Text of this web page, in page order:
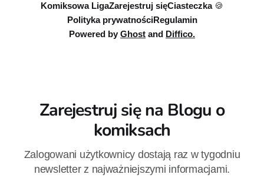
Komiksowa LigaZarejestruj sięCiasteczka 🍪
Polityka prywatnościRegulamin
Powered by Ghost and Diffico.
Zarejestruj się na Blogu o
komiksach
Zalogowani użytkownicy dostają raz w tygodniu
newsletter z najważniejszymi informacjami.